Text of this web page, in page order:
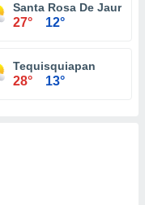
Santa Rosa De Jauregui
27° 12°
Tequisquiapan
28° 13°